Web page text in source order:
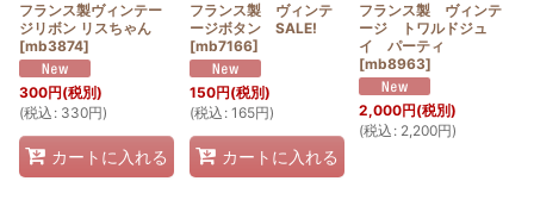
フランス製ヴィンテー
ジリボン リスちゃん
[mb3874]
300円(税別)
(税込 : 330円)
カートに入れる
フランス製 ヴィンテ
ージボタン SALE!
[mb7166]
150円(税別)
(税込 : 165円)
カートに入れる
フランス製 ヴィンテ
ージ トワルドジュ
イ パーティ
[mb8963]
2,000円(税別)
(税込 : 2,200円)